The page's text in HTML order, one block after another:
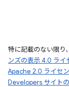
特に記載のない限り
ンズの表示 4.0 ライ
Apache 2.0 ライセ
Developers サイト